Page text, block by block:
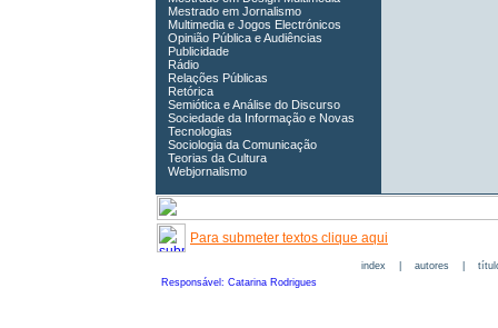
Mestrado em Jornalismo
Multimedia e Jogos Electrónicos
Opinião Pública e Audiências
Publicidade
Rádio
Relações Públicas
Retórica
Semiótica e Análise do Discurso
Sociedade da Informação e Novas
Tecnologias
Sociologia da Comunicação
Teorias da Cultura
Webjornalismo
Para submeter textos clique aqui
index| autores|